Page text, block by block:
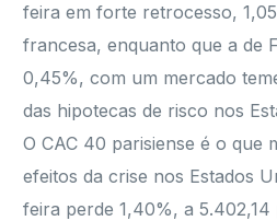
feira em forte retrocesso,
francesa, enquanto que a de
0,45%, com um mercado
das hipotecas de risco nos
O CAC 40 parisiense é o que
efeitos da crise nos Estados
feira perde 1,40%, a